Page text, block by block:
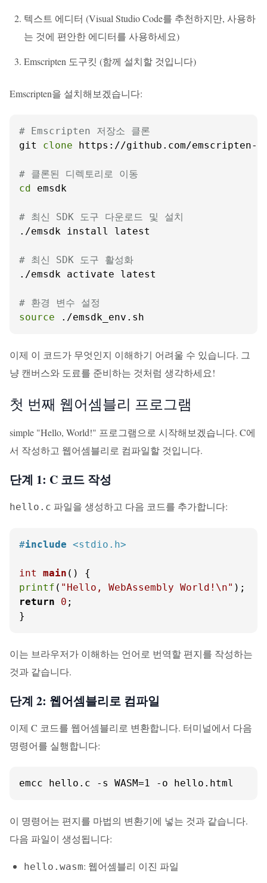
텍스트 에디터 (Visual Studio Code를 추천하지만, 사용하
는 것에 편안한 에디터를 사용하세요)
Emscripten 도구킷 (함께 설치할 것입니다)
Emscripten을 설치해보겠습니다:
# Emscripten 저장소 클론
git clone https://github.com/emscripten-
# 클론된 디렉토리로 이동
cd emsdk
# 최신 SDK 도구 다운로드 및 설치
./emsdk install latest
# 최신 SDK 도구 활성화
./emsdk activate latest
# 환경 변수 설정
source ./emsdk_env.sh
이제 이 코드가 무엇인지 이해하기 어려울 수 있습니다. 그
냥 캔버스와 도료를 준비하는 것처럼 생각하세요!
첫 번째 웹어셈블리 프로그램
simple "Hello, World!" 프로그램으로 시작해보겠습니다. C에
서 작성하고 웹어셈블리로 컴파일할 것입니다.
단계 1: C 코드 작성
hello.c 파일을 생성하고 다음 코드를 추가합니다:
#include <stdio.h>
int main ()
printf ( "Hello, WebAssembly World!\n"
return
0 ;
}
이는 브라우저가 이해하는 언어로 번역할 편지를 작성하는
것과 같습니다.
단계 2: 웹어셈블리로 컴파일
이제 C 코드를 웹어셈블리로 변환합니다. 터미널에서 다음
명령어를 실행합니다:
emcc hello.c -s WASM=1 -o hello.html
이 명령어는 편지를 마법의 변환기에 넣는 것과 같습니다.
다음 파일이 생성됩니다:
hello.wasm: 웹어셈블리 이진 파일